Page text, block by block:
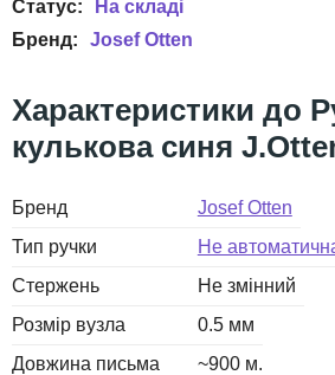
Josef Otten
кулькова синя
Бренд
Josef Otten
Тип ручки
Не
Стержень
Не змінний
Розмір вузла
0.5 мм
Довжина письма
~900 м.